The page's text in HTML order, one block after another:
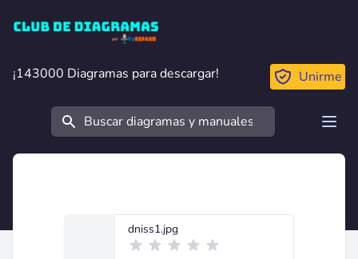
Club de Diagramas
¡143000 Diagramas para descargar!
¡143000 Diagramas para descargar! Unirme
Buscar
dniss1.jpg